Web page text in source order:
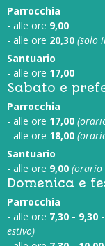
Parrocchia
- alle ore 9,00
- alle ore 20,30 (solo
Santuario
- alle ore 17,00
Sabato e
Parrocchia
- alle ore 17,00
- alle ore 18,00
Santuario
- alle ore 9,00 (orario
Domenica e
Parrocchia
- alle ore 7,30 - 9,30
estivo)